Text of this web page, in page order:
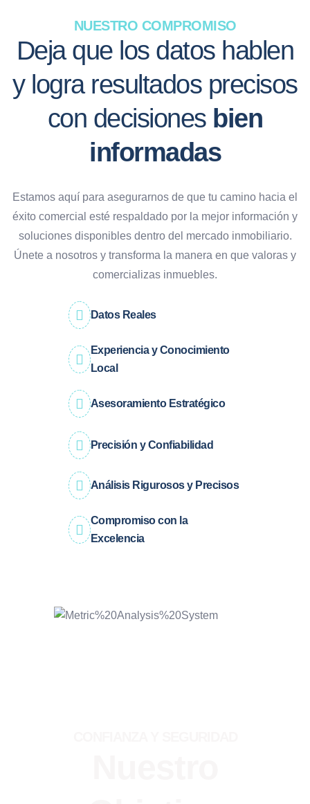
NUESTRO COMPROMISO
Deja que los datos hablen
y logra resultados precisos
con decisiones bien
informadas
Estamos aquí para asegurarnos de que tu camino hacia el
éxito comercial esté respaldado por la mejor información y
soluciones disponibles dentro del mercado inmobiliario.
Únete a nosotros y transforma la manera en que valoras y
comercializas inmuebles.
Datos Reales
Experiencia y Conocimiento
Local
Asesoramiento Estratégico
Precisión y Confiabilidad
Análisis Rigurosos y Precisos
Compromiso con la
Excelencia